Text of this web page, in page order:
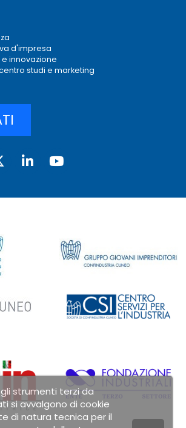
d'impresa
innovazione
studi e marketing
strumenti terzi da
si avvalgono di cookie
di natura tecnica per il